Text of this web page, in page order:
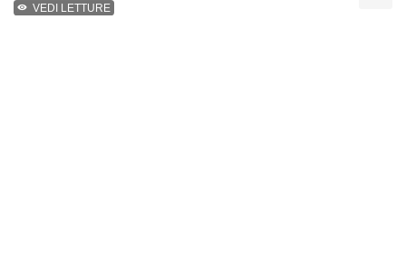
VEDI LETTURE